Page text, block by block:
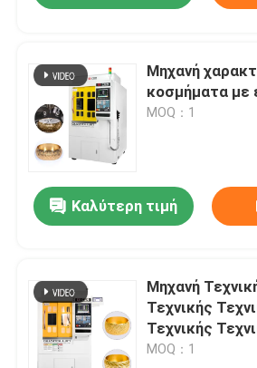
Μηχανή
κοσμήματα με
MOQ：1
Καλύτερη τιμή
Μηχανή
Τεχνικής
Τεχνικής
MOQ：1